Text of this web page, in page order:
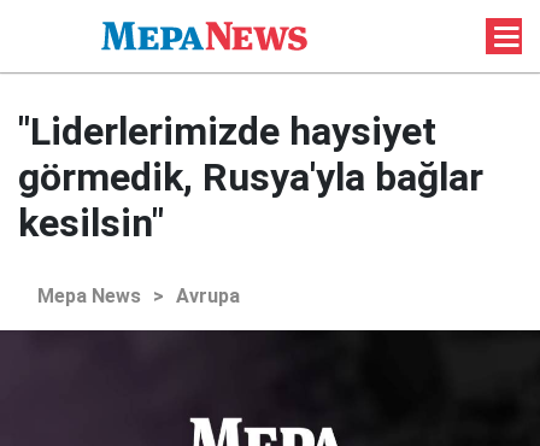
"Liderlerimizde haysiyet
görmedik, Rusya'yla bağlar
kesilsin"
Mepa News > Avrupa